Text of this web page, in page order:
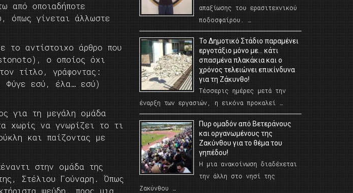
από οποιαδήποτε
όπως γίνεται άλλωστε
το αντίστοιχο άρθρο που
ο οποίος όχι
τίτλο, γράφοντας:
Φύγε εσύ, έλα… εσύ)
για τη μεγάλη ομάδα
χωρίς να γνωρίζει το τι
και παίζοντας με
στην ομάδα της
Στέλιου Γούναρη. Όπως
ψεύδη. προς μια
απαξίωσης του ερασιτεχνικού
ποδοσφαίρου. …
Το Δημοτικό Στάδιο παραμένει
εργοτάξιο μόνο με… κάτι
σπασμένα πλακάκια και ο
χρόνος τελειώνει επικίνδυνα
για τη Ζάκυνθο!
Τέσσερις ημέρες μετά την
έναρξη των εργασιών, η εικόνα προκαλεί …
Πυρ ομαδόν από Βετεράνους
και οργανωμένους της
Ζακύνθου για το θέμα του
γηπέδου!
Η μια ανακοίνωση διαδέχεται
την άλλη στο νησί της
Ζακύνθου …